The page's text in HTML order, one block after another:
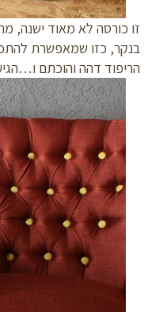
כורסה לא מאוד ישנה,
כזו שמאפשרת להתכרבל
דהה והוכתם ו…הגיע